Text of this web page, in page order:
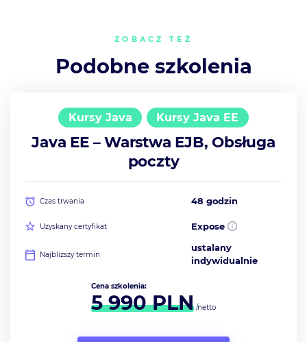
ZOBACZ TEŻ
Podobne szkolenia
Kursy Java Kursy Java EE
Java EE – Warstwa EJB, Obsługa
poczty
Czas trwania 48 godzin
Uzyskany certyfikat Expose
Najbliższy termin
ustalany
indywidualnie
Cena szkolenia:
5 990PLN /netto